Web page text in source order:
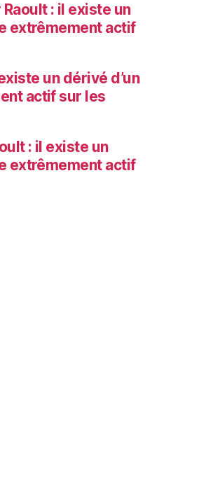
: il existe un
extrêmement actif
un dérivé d’un
actif sur les
: il existe un
extrêmement actif